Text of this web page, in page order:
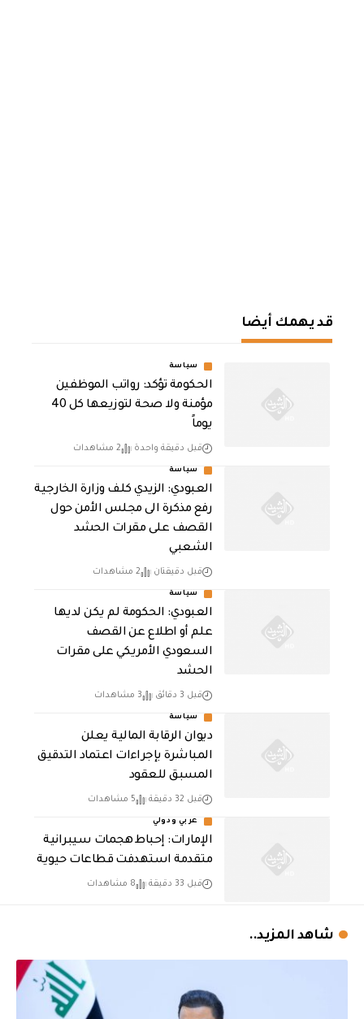
قد يهمك أيضا
سياسة
الحكومة تؤكد: رواتب الموظفين
مؤمنة ولا صحة لتوزيعها كل 40
يوماً
قبل دقيقة واحدة 2 مشاهدات
سياسة
العبودي: الزيدي كلف وزارة الخارجية
رفع مذكرة الى مجلس الأمن حول
القصف على مقرات الحشد
الشعبي
قبل دقيقتان 2 مشاهدات
سياسة
العبودي: الحكومة لم يكن لديها
علم أو اطلاع عن القصف
السعودي الأمريكي على مقرات
الحشد
قبل 3 دقائق 3 مشاهدات
سياسة
ديوان الرقابة المالية يعلن
المباشرة بإجراءات اعتماد التدقيق
المسبق للعقود
قبل 32 دقيقة 5 مشاهدات
عربي ودولي
الإمارات: إحباط هجمات سيبرانية
متقدمة استهدفت قطاعات حيوية
قبل 33 دقيقة 8 مشاهدات
شاهد المزيد..